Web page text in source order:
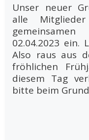
Unser neuer
alle
02.04.2023 ein.
Also raus aus
fröhlichen
diesem Tag
bitte beim